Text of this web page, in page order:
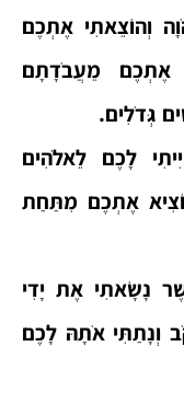
וְהוֹצֵאתִי אֶתְכֶם
אֶתְכֶם מֵעֲבֹדָתָם
גְּדֹלִים.
לָכֶם לֵאלֹהִים
אֶתְכֶם מִתַּחַת
נָשָׂאתִי אֶת יָדִי
וְנָתַתִּי אֹתָהּ לָכֶם